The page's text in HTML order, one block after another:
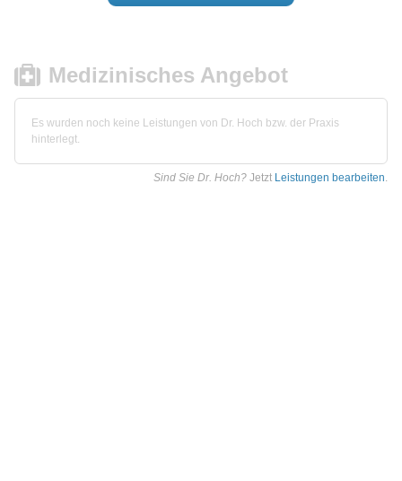
Medizinisches Angebot
Es wurden noch keine Leistungen von Dr. Hoch bzw. der Praxis
hinterlegt.
Sind Sie Dr. Hoch? Jetzt Leistungen bearbeiten.